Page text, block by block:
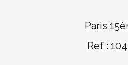
Paris
Ref :